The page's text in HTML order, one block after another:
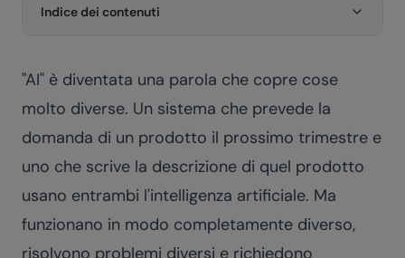
Indice dei contenuti
"AI" è diventata una parola che copre cose
molto diverse. Un sistema che prevede la
domanda di un prodotto il prossimo trimestre e
uno che scrive la descrizione di quel prodotto
usano entrambi l'intelligenza artificiale. Ma
funzionano in modo completamente diverso,
risolvono problemi diversi e richiedono